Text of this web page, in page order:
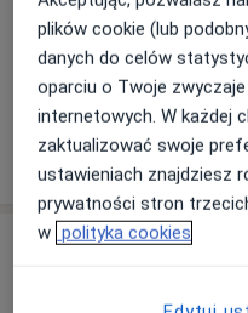
Od 60 zł Szczegóły
+ 2 usługi
W jaki sposób
Adresy (4)
Adres 2
plików cookie (lub
danych do celów
oparciu o Twoje
internetowych. W każdej
zaktualizować swoje
ustawieniach znajdziesz
prywatności stron
w polityka cookies